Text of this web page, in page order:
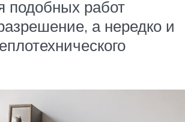
подобных работ
а нередко и